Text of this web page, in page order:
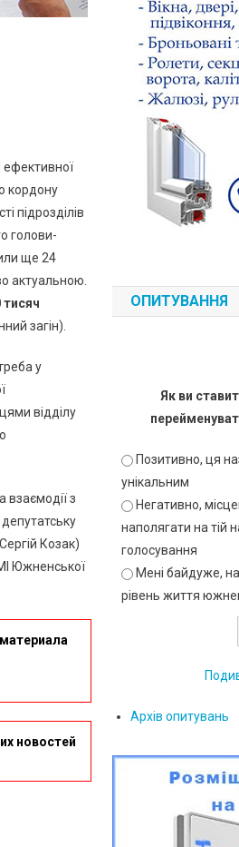
ефективної
кордону
підрозділів
голови-
ще 24
актуальною.
тисяч
загін).
у
відділу
з
Козак)
Южненської
новостей
ОПИТУВАННЯ
Як ви
Позитивно, ця
унікальним
Негативно,
наполягати на тій
голосування
Мені байдуже,
рівень життя
Архів опитувань